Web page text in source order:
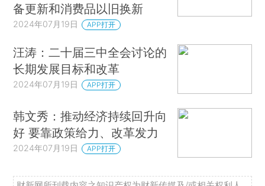
备更新和消费品以旧换新
2024年07月19日 APP打开
汪涛：二十届三中全会讨论的
长期发展目标和改革
2024年07月19日 APP打开
韩文秀：推动经济持续回升向
好 要靠政策给力、改革发力
2024年07月19日 APP打开